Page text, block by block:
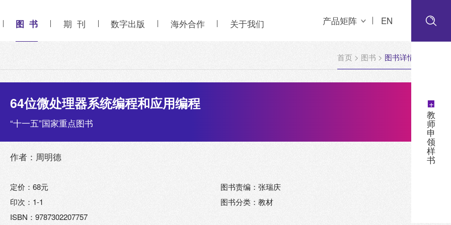
图 书 期 刊 数字出版 海外合作 关于我们 产品矩阵 EN
+
教
师
申
领
样
书
首页 > 图书 > 图书详情
64位微处理器系统编程和应用编程
“十一五”国家重点图书
作者：周明德
定价：68元
印次：1-1
ISBN：9787302207757
图书责编：张瑞庆
图书分类：教材